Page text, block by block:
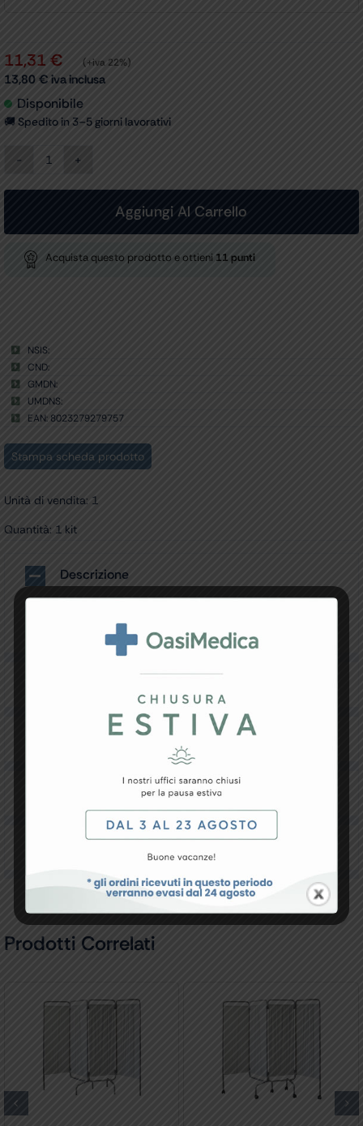
11,31 € (+iva 22%)
13,80 € iva inclusa
Disponibile
🚚 Spedito in 3–5 giorni lavorativi
KIT
6
ricambio
per
27970-
Aggiungi Al Carrello
Acquista questo prodotto e ottieni 11 punti
NSIS:
CND:
GMDN:
UMDNS:
EAN: 8023279279757
Stampa scheda prodotto
Unità di vendita: 1
Quantità: 1 kit
Descrizione
Resi e Garanzia
Prodotti Correlati